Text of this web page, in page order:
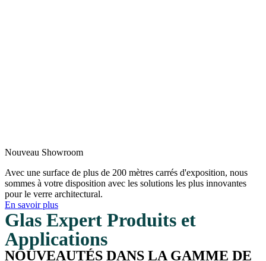
Nouveau Showroom
Avec une surface de plus de 200 mètres carrés d'exposition, nous
sommes à votre disposition avec les solutions les plus innovantes
pour le verre architectural.
En savoir plus
Glas Expert Produits et
Applications
NOUVEAUTÉS DANS LA GAMME DE